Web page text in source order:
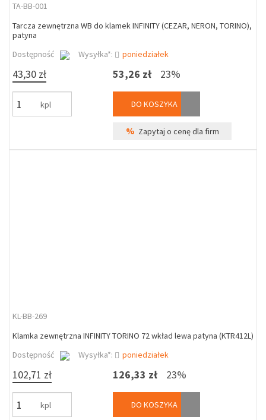
TA-BB-001
Tarcza zewnętrzna WB do klamek INFINITY (CEZAR, NERON, TORINO),
patyna
Dostępność
Wysyłka*: poniedziałek
43,30 zł
kpl
53,26 zł 23%
DO KOSZYKA
% Zapytaj o cenę dla firm
KL-BB-269
Klamka zewnętrzna INFINITY TORINO 72 wkład lewa patyna (KTR412L)
Dostępność
Wysyłka*: poniedziałek
102,71 zł
kpl
126,33 zł 23%
DO KOSZYKA